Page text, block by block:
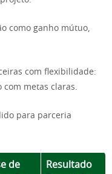
como ganho mútuo,
com flexibilidade:
metas claras.
para parceria
de
Resultado